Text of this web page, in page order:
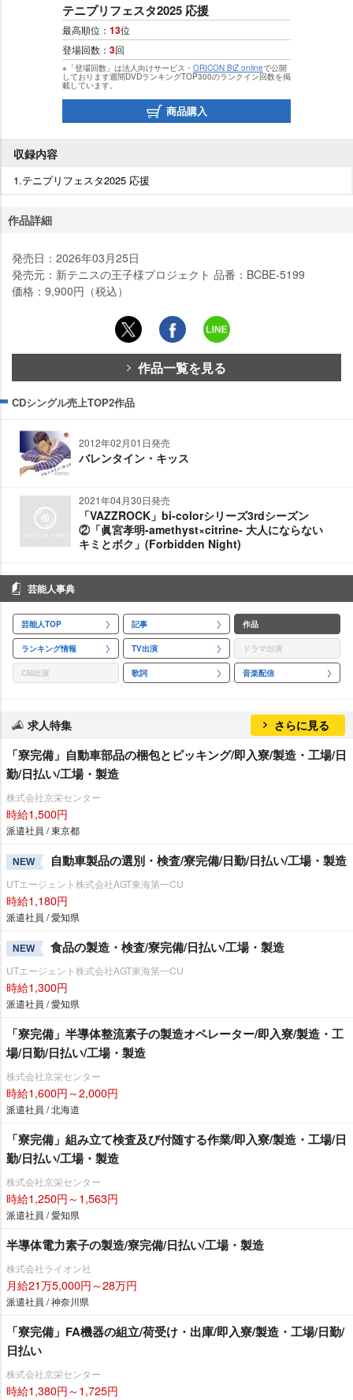
テニプリフェスタ2025 応援
最高順位： 13位
登場回数： 3回
※「登場回数」は法人向けサービス・ ORICON BiZ onlineで公開
しております週間DVDランキングTOP300のランクイン回数を掲
載しています。
商品購入
収録内容
1.テニプリフェスタ2025 応援
作品詳細
発売日：2026年03月25日
発売元：新テニスの王子様プロジェクト 品番：BCBE-5199
価格：9,900円（税込）
作品一覧を見る
CDシングル売上TOP2作品
2012年02月01日発売
バレンタイン・キッス
2021年04月30日発売
「VAZZROCK」bi-colorシリーズ3rdシーズン
②「眞宮孝明-amethyst×citrine- 大人にならない
キミとボク」(Forbidden Night)
芸能人事典
芸能人TOP 記事 作品
ランキング情報 TV出演 ドラマ出演
CM出演 歌詞 音楽配信
求人特集 さらに見る
「寮完備」自動車部品の梱包とピッキング/即入寮/製造・工場/日
勤/日払い/工場・製造
株式会社京栄センター
時給1,500円
派遣社員 / 東京都
NEW 自動車製品の選別・検査/寮完備/日勤/日払い/工場・製造
UTエージェント株式会社AGT東海第一CU
時給1,180円
派遣社員 / 愛知県
NEW 食品の製造・検査/寮完備/日払い/工場・製造
UTエージェント株式会社AGT東海第一CU
時給1,300円
派遣社員 / 愛知県
「寮完備」半導体整流素子の製造オペレーター/即入寮/製造・工
場/日勤/日払い/工場・製造
株式会社京栄センター
時給1,600円～2,000円
派遣社員 / 北海道
「寮完備」組み立て検査及び付随する作業/即入寮/製造・工場/日
勤/日払い/工場・製造
株式会社京栄センター
時給1,250円～1,563円
派遣社員 / 愛知県
半導体電力素子の製造/寮完備/日払い/工場・製造
株式会社ライオン社
月給21万5,000円～28万円
派遣社員 / 神奈川県
「寮完備」FA機器の組立/荷受け・出庫/即入寮/製造・工場/日勤/
日払い
株式会社京栄センター
時給1,380円～1,725円